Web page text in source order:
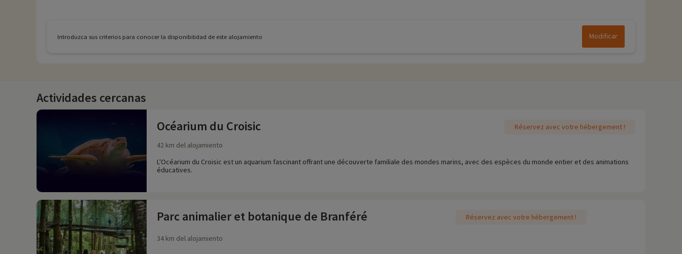
Introduzca sus criterios para conocer la disponibilidad de este alojamiento Modificar
Actividades cercanas
Océarium du Croisic
Réservez avec votre hébergement !
42 km del alojamiento
L'Océarium du Croisic est un aquarium fascinant offrant une découverte familiale des mondes marins, avec des espèces du monde entier et des animations
éducatives.
Parc animalier et botanique de Branféré Réservez avec votre hébergement !
34 km del alojamiento